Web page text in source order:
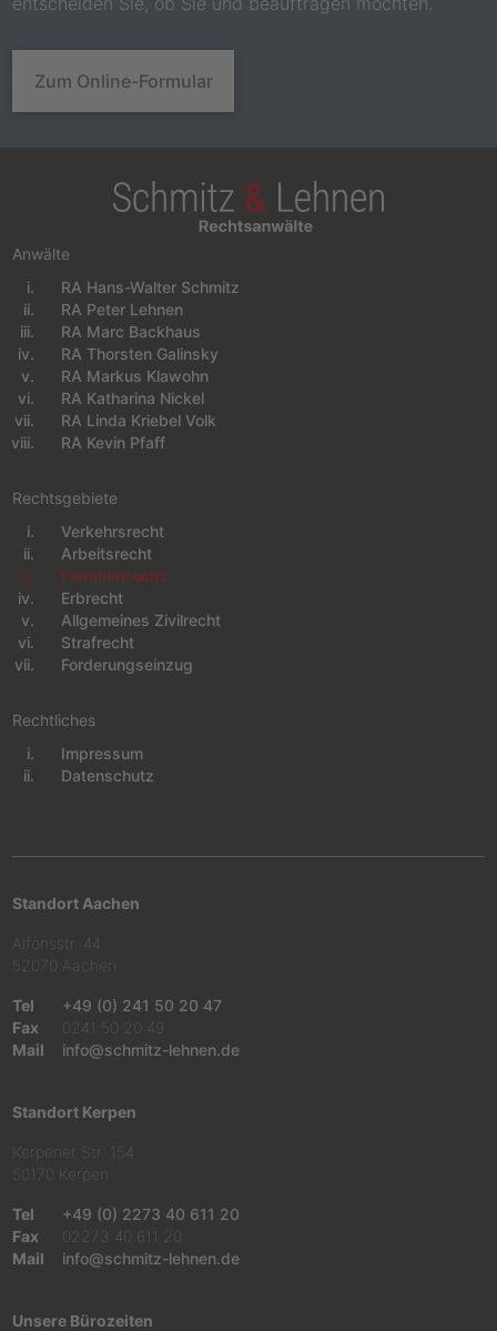
Zum Online-Formular
Anwälte
Navigation überspringen
RA Hans-Walter Schmitz
RA Peter Lehnen
RA Marc Backhaus
RA Thorsten Galinsky
RA Markus Klawohn
RA Katharina Nickel
RA Linda Kriebel Volk
RA Kevin Pfaff
Rechtsgebiete
Navigation überspringen
Verkehrsrecht
Arbeitsrecht
Familienrecht
Erbrecht
Allgemeines Zivilrecht
Strafrecht
Forderungseinzug
Rechtliches
Navigation überspringen
Impressum
Datenschutz
Standort Aachen
Alfonsstr. 44
52070 Aachen
Tel
+49 (0) 241 50 20 47
Fax
0241 50 20 49
Mail
info@schmitz-lehnen.de
Standort Kerpen
Kerpener Str. 154
50170 Kerpen
Tel
+49 (0) 2273 40 611 20
Fax
02273 40 611 20
Mail
info@schmitz-lehnen.de
Unsere Bürozeiten